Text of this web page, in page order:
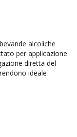
alcoliche
per applicazione
diretta del
ideale